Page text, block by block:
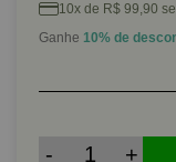
10x de R$ 99,90
Ganhe 10% de
- +